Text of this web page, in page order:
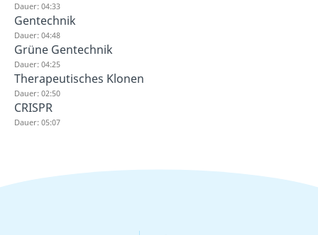
Dauer: 04:33
Gentechnik
Dauer: 04:48
Grüne Gentechnik
Dauer: 04:25
Therapeutisches Klonen
Dauer: 02:50
CRISPR
Dauer: 05:07